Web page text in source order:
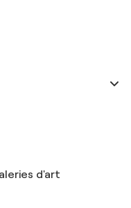
d'art